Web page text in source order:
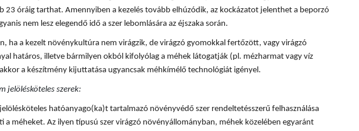
23 óráig tarthat. Amennyiben a kezelés tovább elhúzódik, az kockázatot jelenthet a beporzó
nem lesz elegendő idő a szer lebomlására az éjszaka során.
ha a kezelt növénykultúra nem virágzik, de virágzó gyomokkal fertőzött, vagy virágzó
határos, illetve bármilyen okból kifolyólag a méhek látogatják (pl. mézharmat vagy víz
a készítmény kijuttatása ugyancsak méhkímélő technológiát igényel.
jelölésköteles szerek:
hatóanyago(ka)t tartalmazó növényvédő szer rendeltetésszerű felhasználása
a méheket. Az ilyen típusú szer virágzó növényállományban, méhek közelében egyaránt